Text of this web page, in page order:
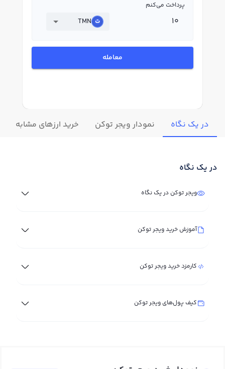
پرداخت می‌کنم
TMN
معامله
در یک نگاه نمودار ویجر توکن خرید ارزهای مشابه
در یک نگاه
ویجر توکن در یک نگاه
آموزش خرید ویجر توکن
کارمزد خرید ویجر توکن
کیف پول‌های ویجر توکن